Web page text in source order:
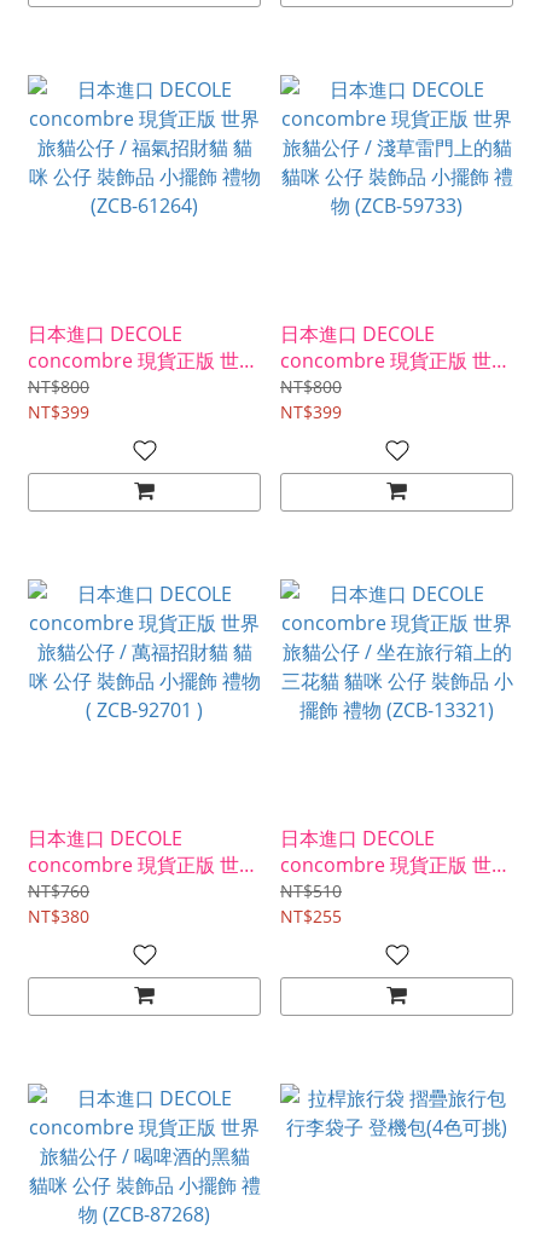
日本進口 DECOLE
concombre 現貨正版 世界
旅貓公仔 / 福氣招財貓 貓
咪 公仔 裝飾品 小擺飾 禮物
(ZCB-61264)
NT$800
NT$399
日本進口 DECOLE
concombre 現貨正版 世界
旅貓公仔 / 淺草雷門上的貓
貓咪 公仔 裝飾品 小擺飾 禮
物 (ZCB-59733)
NT$800
NT$399
日本進口 DECOLE
concombre 現貨正版 世界
旅貓公仔 / 萬福招財貓 貓
咪 公仔 裝飾品 小擺飾 禮物
( ZCB-92701 )
NT$760
NT$380
日本進口 DECOLE
concombre 現貨正版 世界
旅貓公仔 / 坐在旅行箱上的
三花貓 貓咪 公仔 裝飾品 小
擺飾 禮物 (ZCB-13321)
NT$510
NT$255